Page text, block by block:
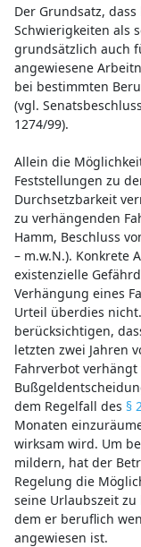
Der Grundsatz,
Schwierigkeiten als
grundsätzlich auch
angewiesene
bei bestimmten
(vgl.
1274/99).
Allein die
Feststellungen zu
Durchsetzbarkeit
zu verhängenden
Hamm, Beschluss
– m.w.N.). Konkrete
existenzielle
Verhängung eines
Urteil überdies
berücksichtigen,
letzten zwei Jahren
Fahrverbot
dem Regelfall des §
Monaten
wirksam wird. Um
mildern, hat der
Regelung die
seine Urlaubszeit
dem er beruflich
angewiesen ist.